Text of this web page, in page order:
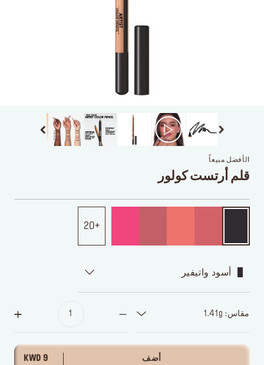
الأفضل مبيعاً
قلم أرتست كولور
20
أسود واتيفير
مقاس: 1.41g
أضف 9 KWD